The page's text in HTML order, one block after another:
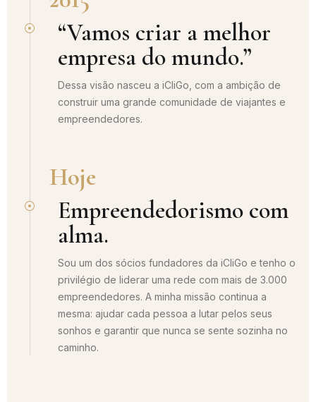
“Vamos criar a melhor
empresa do mundo.”
Dessa visão nasceu a iCliGo, com a ambição de
construir uma grande comunidade de viajantes e
empreendedores.
Hoje
Empreendedorismo com
alma.
Sou um dos sócios fundadores da iCliGo e tenho o
privilégio de liderar uma rede com mais de 3.000
empreendedores. A minha missão continua a
mesma: ajudar cada pessoa a lutar pelos seus
sonhos e garantir que nunca se sente sozinha no
caminho.